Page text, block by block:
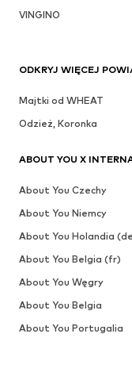
VINGINO
ODKRYJ WIĘCEJ
Majtki od WHEAT
Odzież, Koronka
ABOUT YOU X
About You Czechy
About You Niemcy
About You Holandia
About You Belgia (fr)
About You Węgry
About You Belgia
About You Portugalia